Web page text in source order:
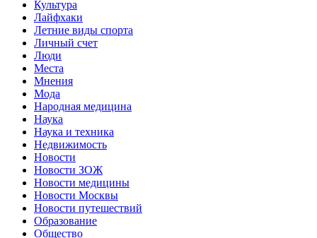
Культура
Лайфхаки
Летние виды спорта
Личный счет
Люди
Места
Мнения
Мода
Народная медицина
Наука
Наука и техника
Недвижимость
Новости
Новости ЗОЖ
Новости медицины
Новости Москвы
Новости путешествий
Образование
Общество